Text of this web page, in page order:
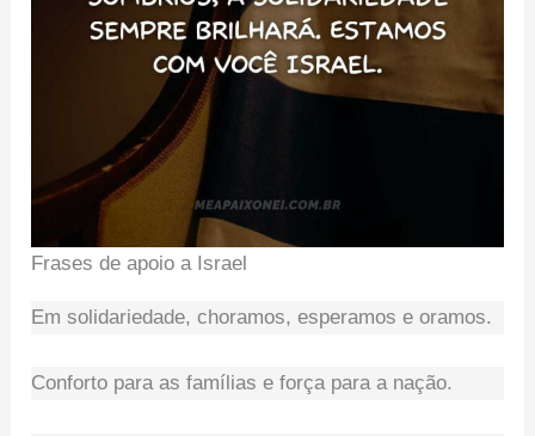
Frases de apoio a Israel
Em solidariedade, choramos, esperamos e oramos.
Conforto para as famílias e força para a nação.